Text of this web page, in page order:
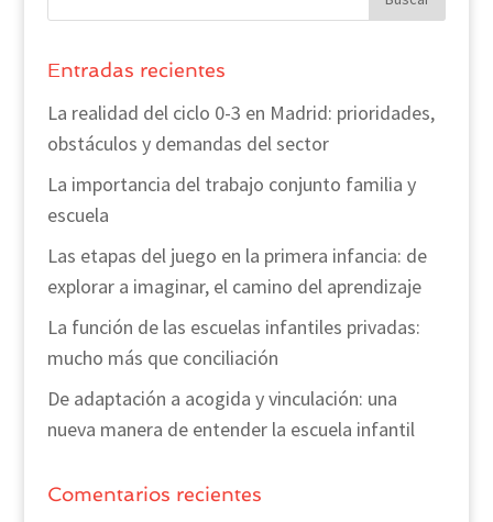
Entradas recientes
La realidad del ciclo 0-3 en Madrid: prioridades,
obstáculos y demandas del sector
La importancia del trabajo conjunto familia y
escuela
Las etapas del juego en la primera infancia: de
explorar a imaginar, el camino del aprendizaje
La función de las escuelas infantiles privadas:
mucho más que conciliación
De adaptación a acogida y vinculación: una
nueva manera de entender la escuela infantil
Comentarios recientes